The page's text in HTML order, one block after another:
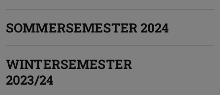
SOMMERSEMESTER 2024
WINTERSEMESTER
2023/24